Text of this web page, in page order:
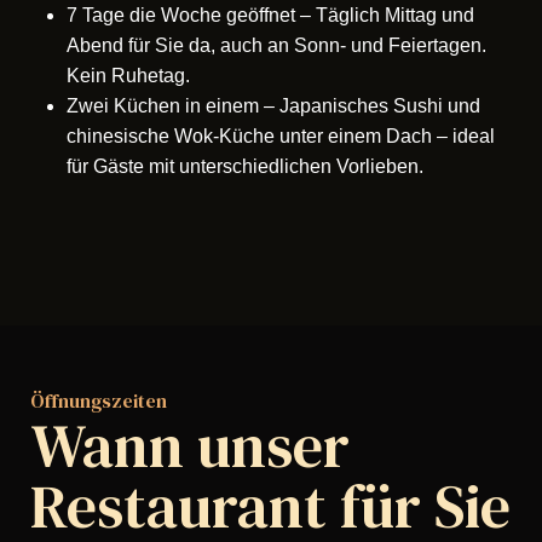
7 Tage die Woche geöffnet– Täglich Mittag und
Abend für Sie da, auch an Sonn- und Feiertagen.
Kein Ruhetag.
Zwei Küchen in einem – Japanisches Sushi und
chinesische Wok-Küche unter einem Dach – ideal
für Gäste mit unterschiedlichen Vorlieben.
Öffnungszeiten
Wann unser
Restaurant für Sie